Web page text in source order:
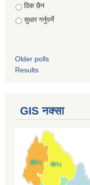
ठिक छैन
सुधार गर्नुपर्ने
Older polls
Results
GIS नक्सा